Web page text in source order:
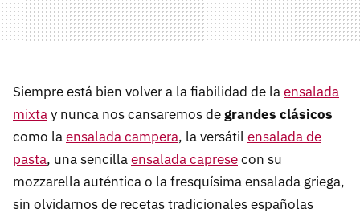
Siempre está bien volver a la fiabilidad de laensalada
mixtay nunca nos cansaremos degrandes clásicos
como laensalada campera, la versátil ensalada de
pasta, una sencillaensalada capresecon su
mozzarella auténtica o la fresquísima ensalada griega,
sin olvidarnos de recetas tradicionales españolas